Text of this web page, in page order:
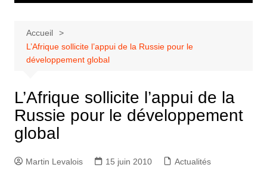
Accueil
L’Afrique sollicite l’appui de la Russie pour le
développement global
L’Afrique sollicite l’appui de la
Russie pour le développement
global
Martin Levalois 15 juin 2010 Actualités